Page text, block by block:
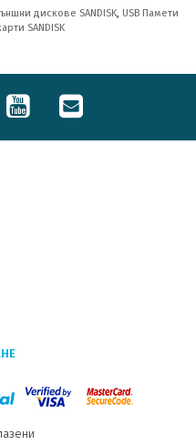
дискове SANDISK, USB Памети
SANDISK